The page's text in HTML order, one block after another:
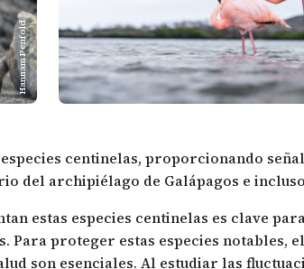
Hannam Penfold
centinelas, proporcionando
del archipiélago de Galápagos e
estas especies centinelas es clave
Para proteger estas especies notables,
son esenciales. Al estudiar las